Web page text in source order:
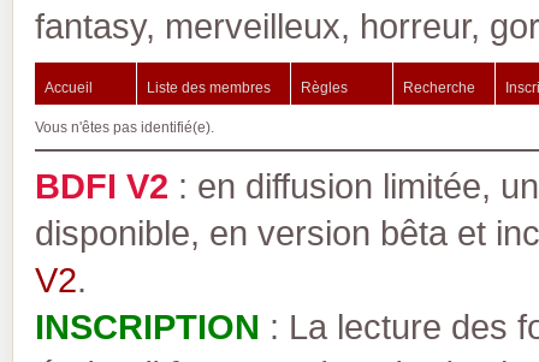
fantasy, merveilleux, horreur,
Accueil Liste des membres Règles Recherche
Vous n'êtes pas identifié(e).
BDFI V2 : en diffusion limitée,
disponible, en version bêta et
V2.
INSCRIPTION : La lecture des